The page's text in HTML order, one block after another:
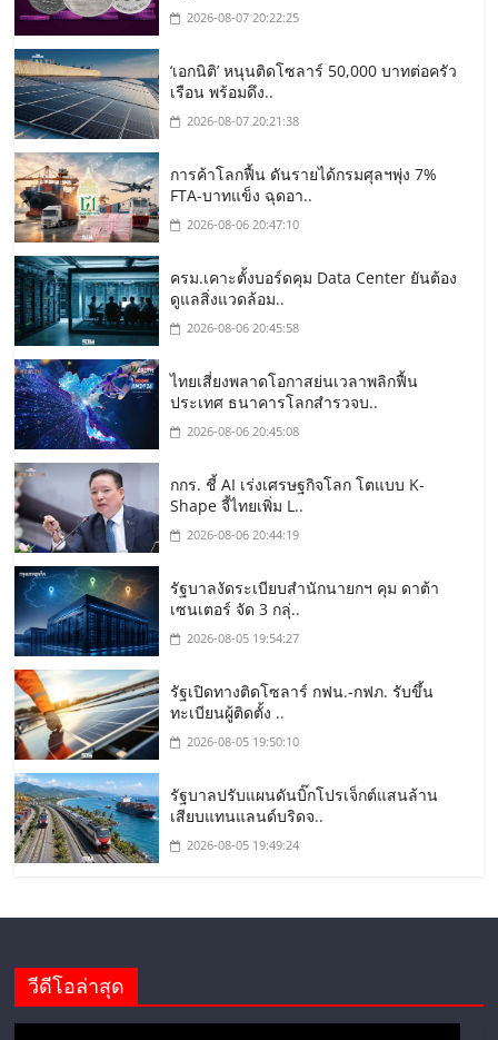
2026-08-07 20:22:25
‘เอกนิติ’ หนุนติดโซลาร์ 50,000 บาทต่อครัว
เรือน พร้อมดึง..
2026-08-07 20:21:38
การค้าโลกฟื้น ดันรายได้กรมศุลฯพุ่ง 7%
FTA-บาทแข็ง ฉุดอา..
2026-08-06 20:47:10
ครม.เคาะตั้งบอร์ดคุม Data Center ยันต้อง
ดูแลสิ่งแวดล้อม..
2026-08-06 20:45:58
ไทยเสี่ยงพลาดโอกาสย่นเวลาพลิกฟื้น
ประเทศ ธนาคารโลกสำรวจบ..
2026-08-06 20:45:08
กกร. ชี้ AI เร่งเศรษฐกิจโลก โตแบบ K-
Shape จี้ไทยเพิ่ม L..
2026-08-06 20:44:19
รัฐบาลงัดระเบียบสำนักนายกฯ คุม ดาต้า
เซนเตอร์ จัด 3 กลุ่..
2026-08-05 19:54:27
รัฐเปิดทางติดโซลาร์ กฟน.-กฟภ. รับขึ้น
ทะเบียนผู้ติดตั้ง ..
2026-08-05 19:50:10
รัฐบาลปรับแผนดันบิ๊กโปรเจ็กต์แสนล้าน
เสียบแทนแลนด์บริดจ..
2026-08-05 19:49:24
วีดีโอล่าสุด